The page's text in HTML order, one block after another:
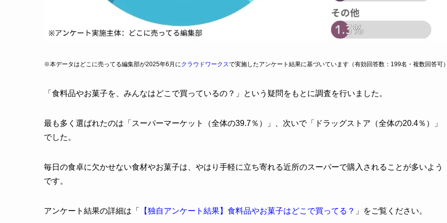
※本データはどこに売ってる編集部が2025年6月にクラウドワークスで実施したアンケート結果に基づいています（有効回答数：199名・複数回答可
「食料品やお菓子を、みんなはどこで買っているの？」という疑問をもとに調査を行いました。
最も多く選ばれたのは「スーパーマーケット（全体の39.7％）」、次いで「ドラッグストア（全体の20.4％）」
でした。
毎日の食卓に欠かせない食材やお菓子は、やはり手軽に立ち寄れる近所のスーパーで購入されることが多いよう
です。
アンケート結果の詳細は「 【独自アンケート結果】食料品やお菓子はどこで買ってる？ 」をご覧ください。